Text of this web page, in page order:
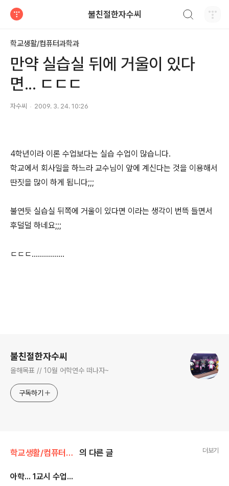
불친절한자수씨
학교생활/컴퓨터과학과
만약 실습실 뒤에 거울이 있다
면... ㄷㄷㄷ
자수씨 2009. 3. 24. 10:26
4학년이라 이론 수업보다는 실습 수업이 많습니다.
학교에서 회사일을 하느라 교수님이 앞에 계신다는 것을 이용해서
딴짓을 많이 하게 됩니다;;;
불연듯 실습실 뒤쪽에 거울이 있다면 이라는 생각이 번뜩 들면서
후덜덜 하네요;;;
ㄷㄷㄷ................
불친절한자수씨
올해목표 // 10월 어학연수 떠나자~
구독하기
학교생활/컴퓨터과학과 의 다른 글 더보기
아학... 1교시 수업...